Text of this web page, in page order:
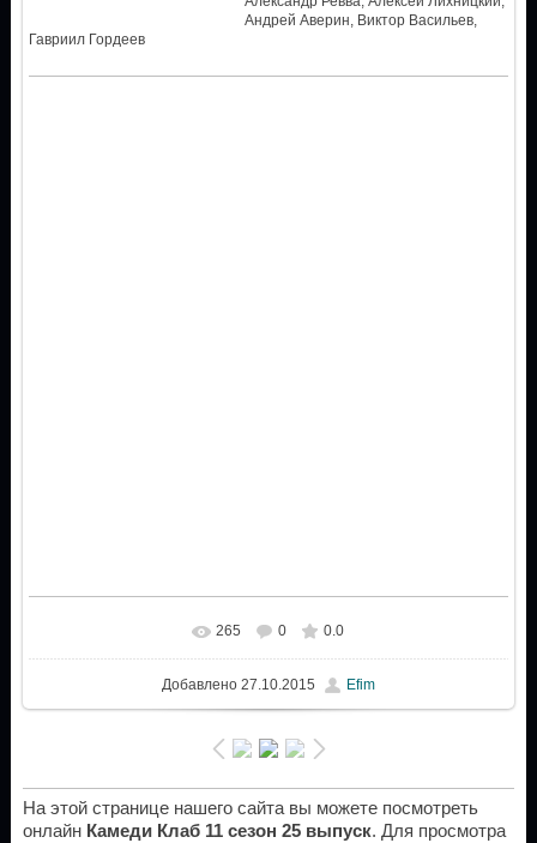
Андрей Аверин, Виктор Васильев,
Гавриил Гордеев
265 0 0.0
Добавлено27.10.2015 Efim
На этой странице нашего сайта вы можете посмотреть
онлайн Камеди Клаб 11 сезон 25 выпуск. Для просмотра